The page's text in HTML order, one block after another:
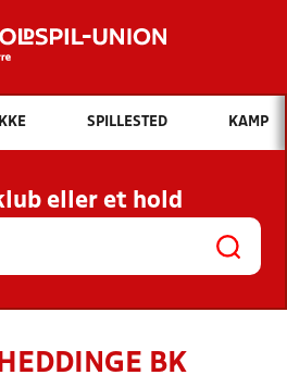
Hvad vil du søge efter?
INDHOLD OG NYHEDER
KLUBBER OG
HOLD
SPILLESTED KAMP
eller et hold
BK